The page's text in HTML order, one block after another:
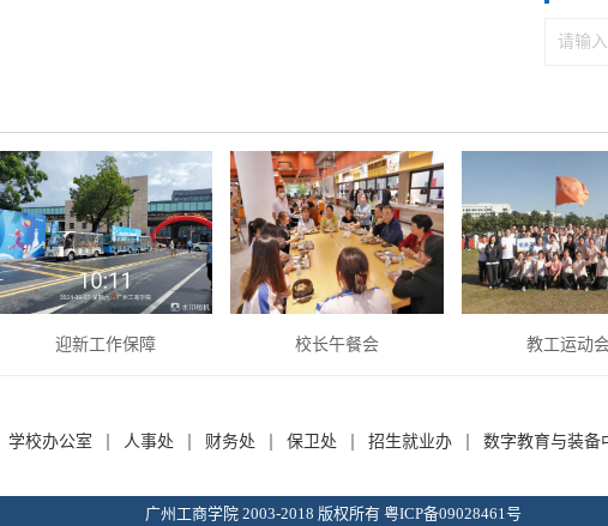
迎新工作保障 校长午餐会 教工运动
学校办公室 人事处 财务处 保卫处 招生就业办 数字教育与装备
广州工商学院 2003-2018 版权所有 粤ICP备09028461号